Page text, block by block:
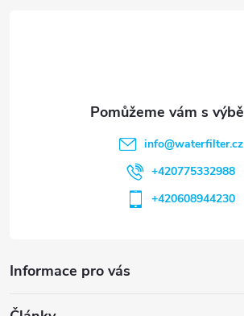
Informace pro vás
info@waterfilter.cz
+420775332988
+420608944230